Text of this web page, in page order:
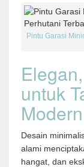
Pintu Garasi
untuk
Desain
alami
hangat, dan